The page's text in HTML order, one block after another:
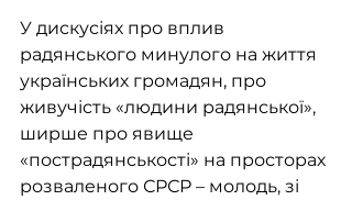
У дискусіях про вплив
радянського минулого на життя
українських громадян, про
живучість «людини радянської»,
ширше про явище
«пострадянськості» на просторах
розваленого СРСР – молодь, зі